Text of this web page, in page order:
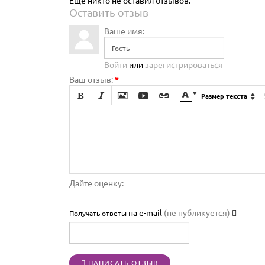
Оставить отзыв
Ваше имя:
Войти или зарегистрироваться
Ваш отзыв:*

      Размер текста 
Дайте оценку:
Получать ответы на e-mail (не публикуется)
НАПИСАТЬ ОТЗЫВ